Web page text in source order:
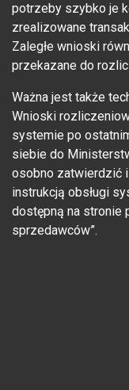
potrzeby szybko je
zrealizowane
Zaległe wnioski
przekazane do
Ważna jest także
Wnioski
systemie po
siebie do
osobno zatwierdzić
instrukcją obsługi
dostępną na stronie
sprzedawców”.